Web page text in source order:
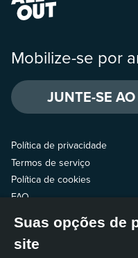
Mobilize-se por
JUNTE-SE
Política de privacidade
Termos de serviço
Política de cookies
FAQ
Fale com a gente
Siga a gente
Suas opções de
site